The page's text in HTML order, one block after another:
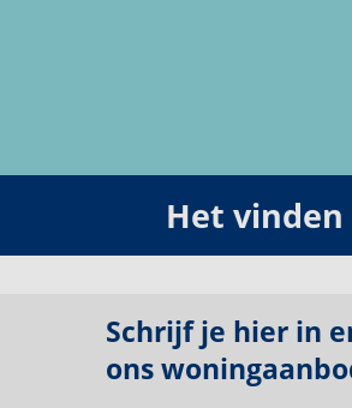
Het
Schrijf je hier in
ons